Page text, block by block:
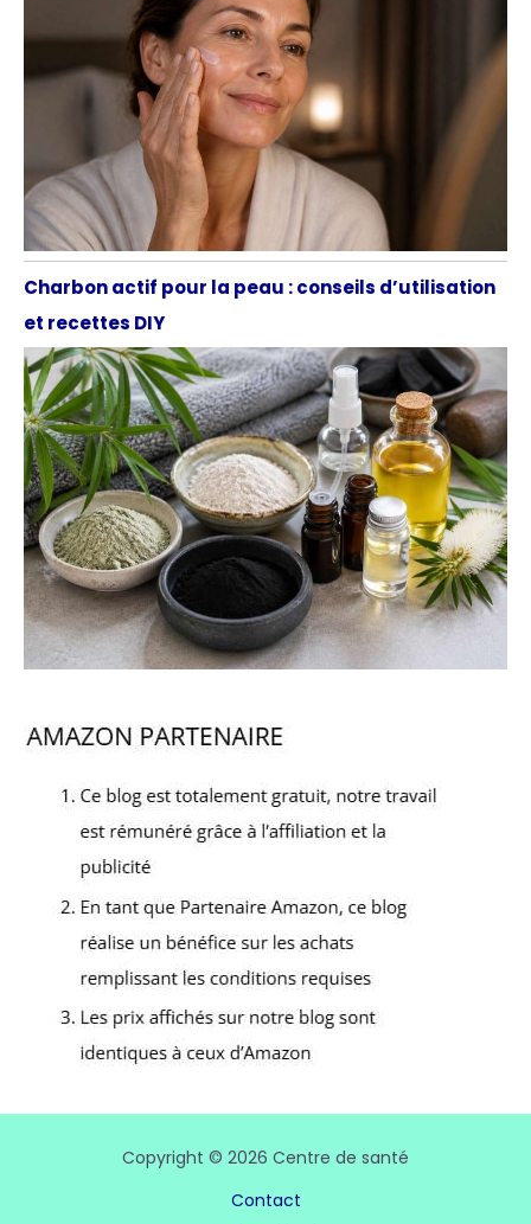
Charbon actif pour la peau : conseils d’utilisation
et recettes DIY
Copyright © 2026 Centre de santé
Contact